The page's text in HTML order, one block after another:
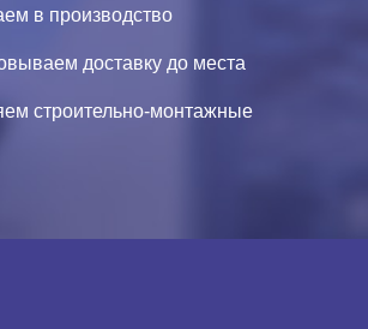
в производство
доставку до места
строительно-монтажные